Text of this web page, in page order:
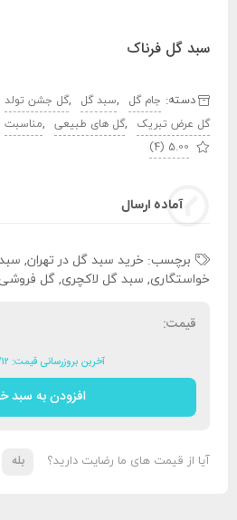
سبد گل فرناک
دسته: جام گل ,سبد گل ,گل جشن تولد
گل عرض تبریک ,گل های طبیعی ,مناسبت
5.00
(4)
آماده ارسال
برچسب: خرید سبد گل در تهران,
خواستگاری, سبد گل لاکچری, گل
قیمت:
آخرین بروزرسانی قیمت: ۱۴۰۵/۰۳/۱۲
افزودن به سبد
آیا از قیمت های ما رضایت دارید؟ بله